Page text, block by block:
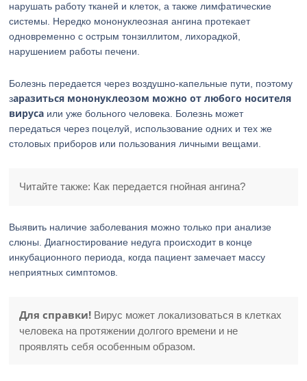
нарушать работу тканей и клеток, а также лимфатические
системы. Нередко мононуклеозная ангина протекает
одновременно с острым тонзиллитом, лихорадкой,
нарушением работы печени.
Болезнь передается через воздушно-капельные пути, поэтому
заразиться мононуклеозом можно от любого носителя
вируса или уже больного человека. Болезнь может
передаться через поцелуй, использование одних и тех же
столовых приборов или пользования личными вещами.
Читайте также: Как передается гнойная ангина?
Выявить наличие заболевания можно только при анализе
слюны. Диагностирование недуга происходит в конце
инкубационного периода, когда пациент замечает массу
неприятных симптомов.
Для справки! Вирус может локализоваться в клетках
человека на протяжении долгого времени и не
проявлять себя особенным образом.